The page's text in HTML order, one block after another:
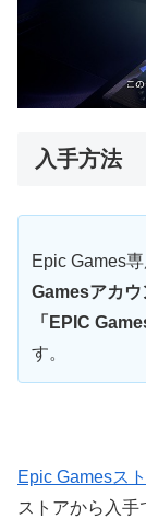
入手方法
Epic Games
Gamesアカウ
「EPIC
す。
Epic Gamesス
ストアから入手